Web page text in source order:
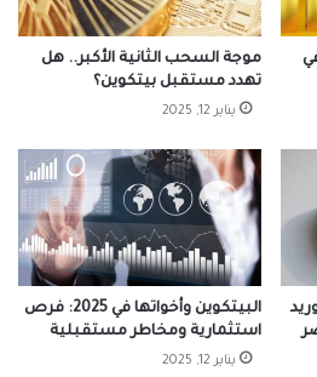
موجة السحب الثانية الأكبر.. هل
تهدد مستقبل بيتكوين؟
يناير 12, 2025
البيتكوين وأخواتها في 2025: فرص
استثمارية ومخاطر مستقبلية
يناير 12, 2025